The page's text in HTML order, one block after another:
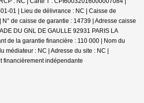
01 | Lieu de délivrance : NC | Caisse de
de caisse de garantie : 14739 | Adresse caisse
DU GNL DE GAULLE 92931 PARIS LA
de la garantie financière : 110 000 | Nom du
médiateur : NC | Adresse du site : NC |
financièrement indépendante